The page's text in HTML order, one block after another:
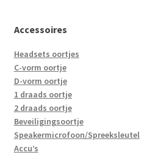
Accessoires
Headsets oortjes
C-vorm oortje
D-vorm oortje
1 draads oortje
2 draads oortje
Beveiligingsoortje
Speakermicrofoon/Spreeksleutel
Accu’s